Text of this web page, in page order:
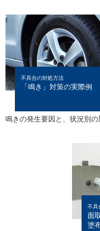
不具合の対処方法
「鳴き」対策の実際例
鳴きの発生要因と、状況別の
不具
面
塗